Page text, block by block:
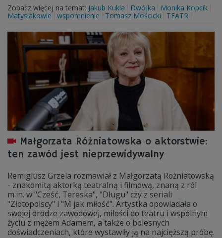
Zobacz więcej na temat: Jakub Kukla Dwójka
Monika Kopcik
Matysiakowie
wspomnienie Tomasz Mościcki TEATR
Małgorzata Różniatowska o aktorstwie:
ten zawód jest nieprzewidywalny
Remigiusz Grzela rozmawiał z Małgorzatą Rożniatowską
- znakomitą aktorką teatralną i filmową, znaną z ról
m.in. w "Cześć, Tereska", "Długu" czy z seriali
"Złotopolscy" i "M jak miłość". Artystka opowiadała o
swojej drodze zawodowej, miłości do teatru i wspólnym
życiu z mężem Adamem, a także o bolesnych
doświadczeniach, które wystawiły ją na najcięższą próbę.